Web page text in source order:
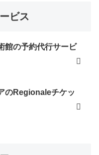
ビス
館の予約代行サービ
のRegionaleチケッ